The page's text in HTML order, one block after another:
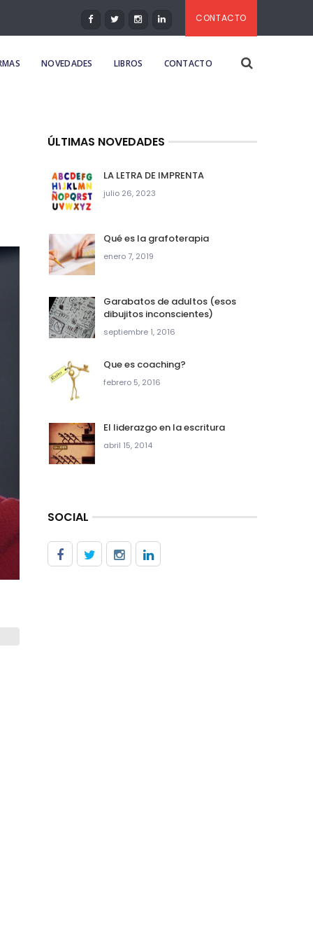
CONTACTO
NOVEDADES LIBROS CONTACTO
ÚLTIMAS NOVEDADES
LA LETRA DE IMPRENTA
julio 26, 2023
Qué es la grafoterapia
enero 7, 2019
Garabatos de adultos (esos
dibujitos inconscientes)
septiembre 1, 2016
Que es coaching?
febrero 5, 2016
El liderazgo en la escritura
abril 15, 2014
SOCIAL